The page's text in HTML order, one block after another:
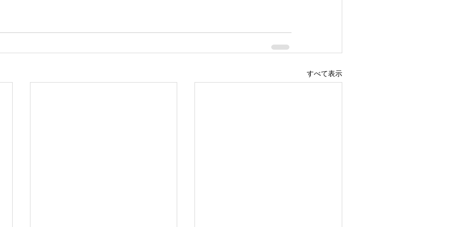
すべて表示